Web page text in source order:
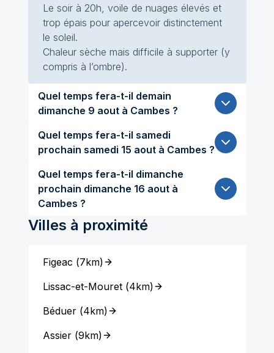
Le soir à 20h, voile de nuages élevés et
trop épais pour apercevoir distinctement
le soleil.
Chaleur sèche mais difficile à supporter (y
compris à l’ombre).
Quel temps fera-t-il demain
dimanche 9 aout à Cambes ?
Quel temps fera-t-il samedi
prochain samedi 15 aout à Cambes ?
Quel temps fera-t-il dimanche
prochain dimanche 16 aout à
Cambes ?
Villes à proximité
Figeac (7km)
Lissac-et-Mouret(4km)
Béduer(4km)
Assier(9km)